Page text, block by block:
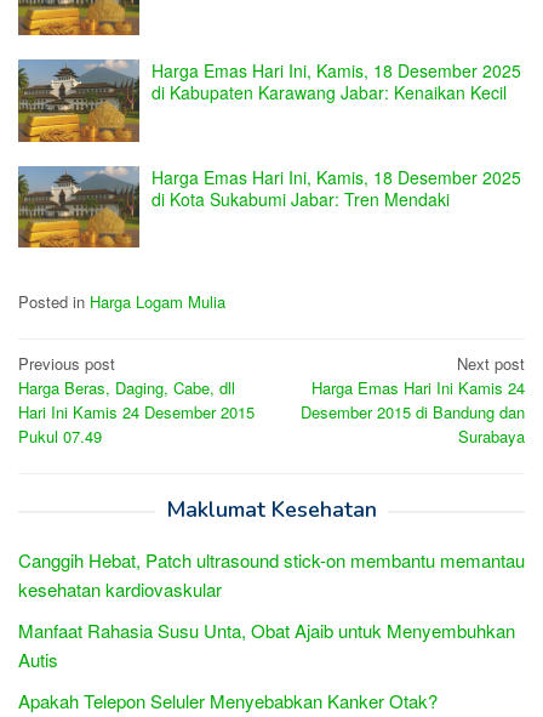
Harga Emas Hari Ini, Kamis, 18 Desember 2025
di Kabupaten Karawang Jabar: Kenaikan Kecil
Harga Emas Hari Ini, Kamis, 18 Desember 2025
di Kota Sukabumi Jabar: Tren Mendaki
Posted in Harga Logam Mulia
Post
navigation
Previous post
Harga Beras, Daging, Cabe, dll
Hari Ini Kamis 24 Desember 2015
Pukul 07.49
Next post
Harga Emas Hari Ini Kamis 24
Desember 2015 di Bandung dan
Surabaya
Maklumat Kesehatan
Canggih Hebat, Patch ultrasound stick-on membantu memantau
kesehatan kardiovaskular
Manfaat Rahasia Susu Unta, Obat Ajaib untuk Menyembuhkan
Autis
Apakah Telepon Seluler Menyebabkan Kanker Otak?